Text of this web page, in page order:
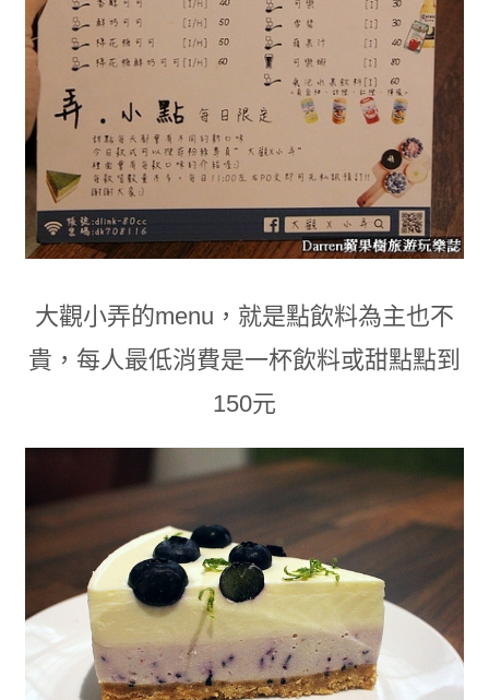
大觀小弄的menu ， 就是點飲料為主也不
貴 ， 每人最低消費是一杯飲料或甜點點到
150元